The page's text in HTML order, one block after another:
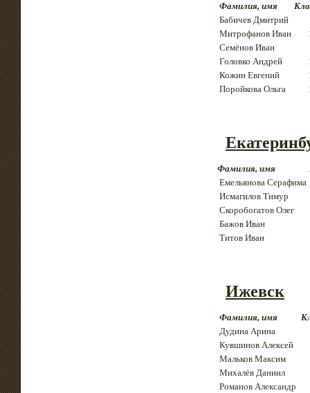
Фамилия, имя
Бабичев Дмитрий
Митрофанов Иван
Семёнов Иван
Головко Андрей
Кожин Евгений
Поройкова Ольга
Фамилия, имя
Емельянова Серафима
Исмагилов Тимур
Скоробогатов Олег
Бажов Иван
Титов Иван
Ижевск
Фамилия, имя
Дудина Арина
Кувшинов Алексей
Мальков Максим
Михалёв Даниил
Романов Александр